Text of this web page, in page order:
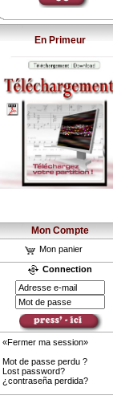
En Primeur
Mon Compte
Mon panier
Connection
«Fermer ma session»
Mot de passe perdu ?
Lost password?
¿contraseña perdida?